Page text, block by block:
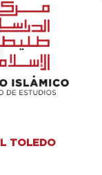
TOLEDO